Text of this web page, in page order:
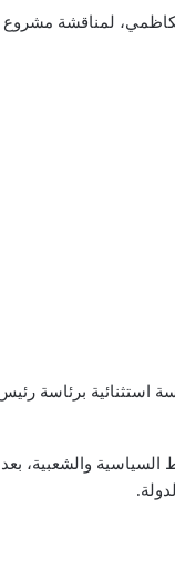
لمناقشة مشروع
استثنائية برئاسة
والشعبية،